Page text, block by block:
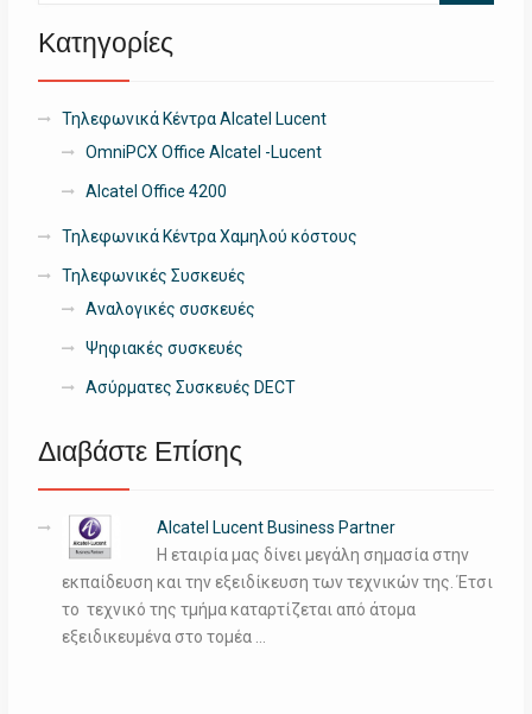
Κατηγορίες
Τηλεφωνικά Κέντρα Alcatel Lucent
OmniPCX Office Alcatel -Lucent
Alcatel Office 4200
Τηλεφωνικά Κέντρα Χαμηλού κόστους
Τηλεφωνικές Συσκευές
Αναλογικές συσκευές
Ψηφιακές συσκευές
Ασύρματες Συσκευές DECT
Διαβάστε Επίσης
Alcatel Lucent Business Partner
Η εταιρία μας δίνει μεγάλη σημασία στην
εκπαίδευση και την εξειδίκευση των τεχνικών της. Έτσι
το τεχνικό της τμήμα καταρτίζεται από άτομα
εξειδικευμένα στο τομέα …